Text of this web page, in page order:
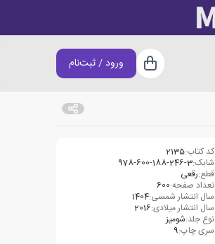
سبد خرید
ورود / ثبت‌نام
کد کتاب:2135
شابک:978-600-188-246-3
قطع:رقعی
تعداد صفحه:600
سال انتشار شمسی:1404
سال انتشار میلادی:2016
نوع جلد:شومیز
سری چاپ:9